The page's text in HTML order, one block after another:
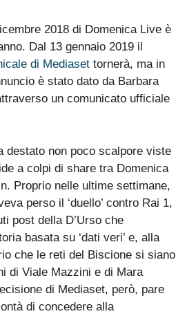
2018 di Domenica Live è
Dal 13 gennaio 2019 il
di Mediaset tornerà, ma in
è stato dato da Barbara
un comunicato ufficiale
destato non poco scalpore viste
a colpi di share tra Domenica
Proprio nelle ultime settimane,
perso il ‘duello’ contro Rai 1,
post della D’Urso che
basata su ‘dati veri’ e, alla
che le reti del Biscione si siano
di Viale Mazzini e di Mara
di Mediaset, però, pare
di concedere alla